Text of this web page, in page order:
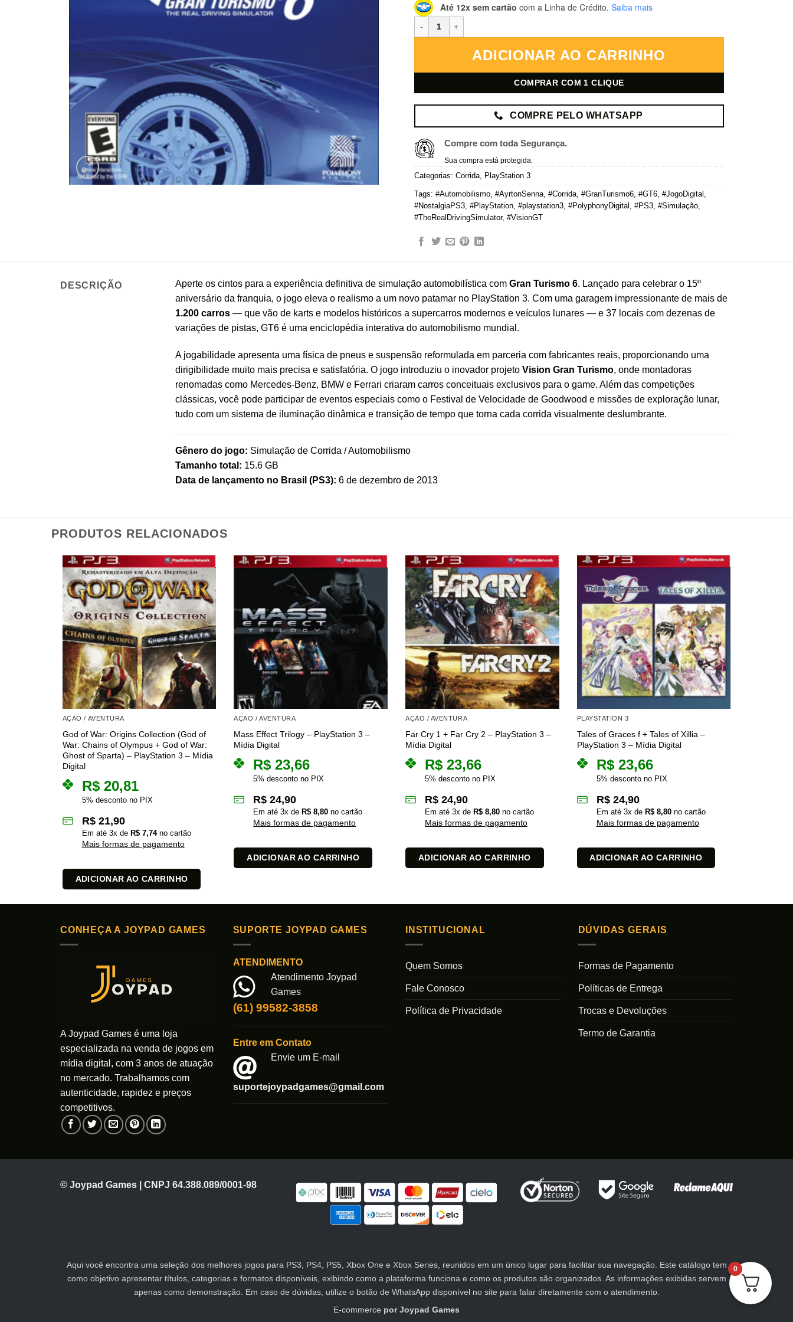
Até 12x sem cartão com a Linha de Crédito. Saiba mais
Gran Turismo 6 – PlayStation 3 – Mídia Digital quantidade
ADICIONAR AO CARRINHO
COMPRAR COM 1 CLIQUE
COMPRE PELO WHATSAPP
Compre com toda Segurança.
Sua compra está protegida.
Categorias: Corrida PlayStation 3
Tags: #Automobilismo #AyrtonSenna #Corrida #GranTurismo6 #GT6 #JogoDigital
#NostalgiaPS3 #PlayStation #playstation3 #PolyphonyDigital #PS3 #Simulação
#TheRealDrivingSimulator, #VisionGT
DESCRIÇÃO Aperte os cintos para a experiência definitiva de simulação automobilística com Gran Turismo 6. Lançado para celebrar o 15º
aniversário da franquia, o jogo eleva o realismo a um novo patamar no PlayStation 3. Com uma garagem impressionante de mais de
1.200 carros — que vão de karts e modelos históricos a supercarros modernos e veículos lunares — e 37 locais com dezenas de
variações de pistas, GT6 é uma enciclopédia interativa do automobilismo mundial.
A jogabilidade apresenta uma física de pneus e suspensão reformulada em parceria com fabricantes reais, proporcionando uma
dirigibilidade muito mais precisa e satisfatória. O jogo introduziu o inovador projeto Vision Gran Turismo, onde montadoras
renomadas como Mercedes-Benz, BMW e Ferrari criaram carros conceituais exclusivos para o game. Além das competições
clássicas, você pode participar de eventos especiais como o Festival de Velocidade de Goodwood e missões de exploração lunar,
tudo com um sistema de iluminação dinâmica e transição de tempo que torna cada corrida visualmente deslumbrante.
Gênero do jogo: Simulação de Corrida / Automobilismo
Tamanho total: 15.6 GB
Data de lançamento no Brasil (PS3): 6 de dezembro de 2013
PRODUTOS RELACIONADOS
AÇÃO / AVENTURA
God of War: Origins Collection (God of
War: Chains of Olympus + God of War:
Ghost of Sparta) – PlayStation 3 – Mídia
Digital
R$20,81
5% desconto no PIX
R$21,90
Em até 3x de R$7,74no cartão
Mais formas de pagamento
ADICIONAR AO CARRINHO
AÇÃO / AVENTURA
Mass Effect Trilogy – PlayStation 3 –
Mídia Digital
R$ 23,66
5% desconto no PIX
R$ 24,90
Em até3x de R$ 8,80 no cartão
Mais formas de pagamento
ADICIONAR AO CARRINHO
AÇÃO / AVENTURA
Far Cry 1 + Far Cry 2 – PlayStation 3 –
Mídia Digital
R$ 23,66
5% desconto no PIX
R$ 24,90
Em até 3x de R$ 8,80 no cartão
Mais formas de pagamento
ADICIONAR AO CARRINHO
PLAYSTATION 3
Tales of Graces f + Tales of Xillia –
PlayStation 3 – Mídia Digital
R$23,66
5% desconto no PIX
R$24,90
Em até 3x de R$8,80no cartão
Mais formas de pagamento
ADICIONAR AO CARRINHO
CONHEÇA A JOYPAD GAMES
A Joypad Games é uma loja
especializada na venda de jogos em
mídia digital, com 3 anos de atuação
no mercado. Trabalhamos com
autenticidade, rapidez e preços
competitivos.
SUPORTE JOYPAD GAMES
ATENDIMENTO
Atendimento Joypad
Games
(61) 99582-3858
Entre em Contato
Envie um E-mail
suportejoypadgames@gmail.com
INSTITUCIONAL
Quem Somos
Fale Conosco
Política de Privacidade
DÚVIDAS GERAIS
Formas de Pagamento
Políticas de Entrega
Trocas e Devoluções
Termo de Garantia
© Joypad Games | CNPJ 64.388.089/0001-98
Aqui você encontra uma seleção dos melhores jogos para PS3, PS4, PS5, Xbox One e Xbox Series, reunidos em um único lugar para facilitar sua navegação. Este catálogo tem
como objetivo apresentar títulos, categorias e formatos disponíveis, exibindo como a plataforma funciona e como os produtos são organizados. As informações exibidas servem
apenas como demonstração. Em caso de dúvidas, utilize o botão de WhatsApp disponível no site para falar diretamente com o atendimento.
E-commerce porJoypad Games
0